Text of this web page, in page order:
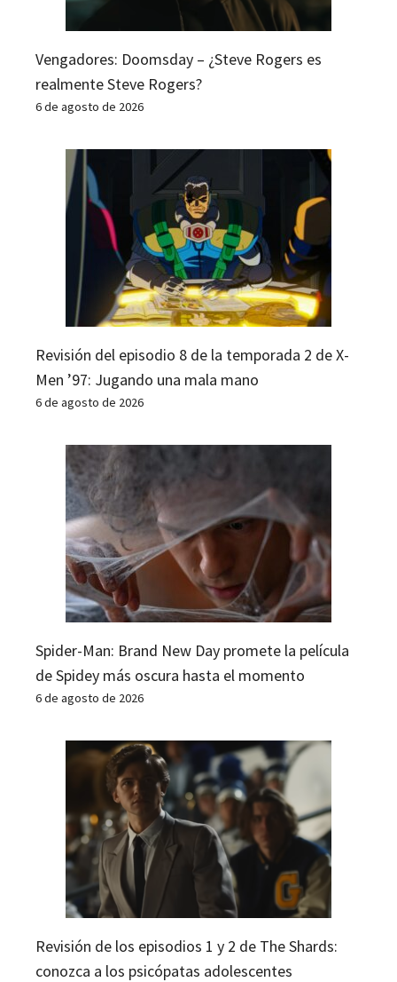
Vengadores: Doomsday – ¿Steve Rogers es
realmente Steve Rogers?
6 de agosto de 2026
Revisión del episodio 8 de la temporada 2 de X-
Men ’97: Jugando una mala mano
6 de agosto de 2026
Spider-Man: Brand New Day promete la película
de Spidey más oscura hasta el momento
6 de agosto de 2026
Revisión de los episodios 1 y 2 de The Shards:
conozca a los psicópatas adolescentes